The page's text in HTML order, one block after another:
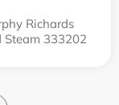
Richards
Steam 333202